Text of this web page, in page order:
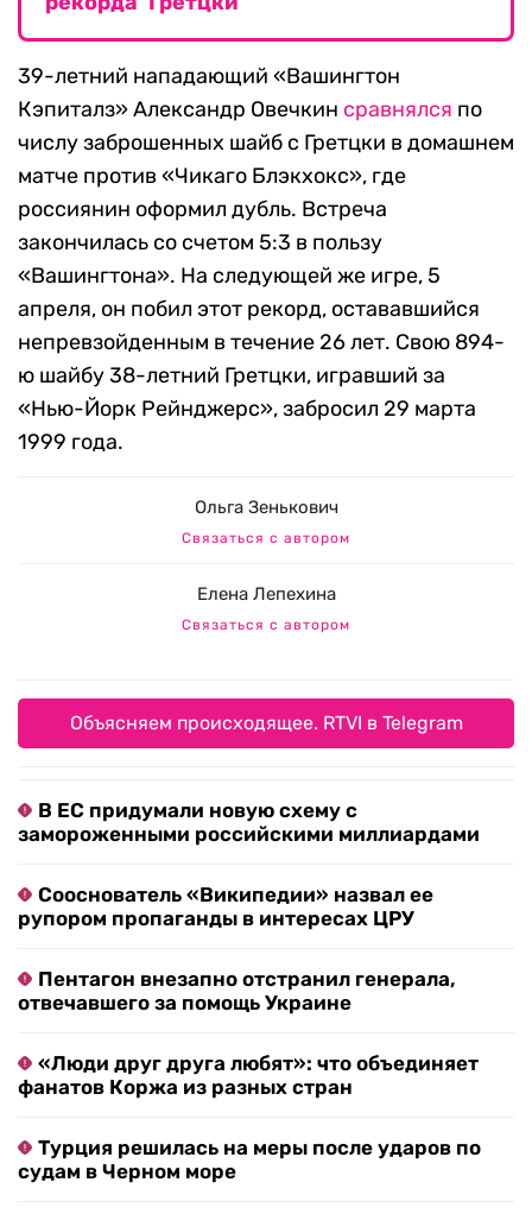
39-летний нападающий «Вашингтон
Кэпиталз» Александр Овечкин сравнялся по
числу заброшенных шайб с Гретцки в домашнем
матче против «Чикаго Блэкхокс», где
россиянин оформил дубль. Встреча
закончилась со счетом 5:3 в пользу
«Вашингтона». На следующей же игре, 5
апреля, он побил этот рекорд, остававшийся
непревзойденным в течение 26 лет. Свою 894-
ю шайбу 38-летний Гретцки, игравший за
«Нью-Йорк Рейнджерс», забросил 29 марта
1999 года.
Ольга Зенькович
Связаться с автором
Елена Лепехина
Связаться с автором
Объясняем происходящее. RTVI в Telegram
В ЕС придумали новую схему с
замороженными российскими миллиардами
Сооснователь «Википедии» назвал ее
рупором пропаганды в интересах ЦРУ
Пентагон внезапно отстранил генерала,
отвечавшего за помощь Украине
«Люди друг друга любят»: что объединяет
фанатов Коржа из разных стран
Турция решилась на меры после ударов по
судам в Черном море